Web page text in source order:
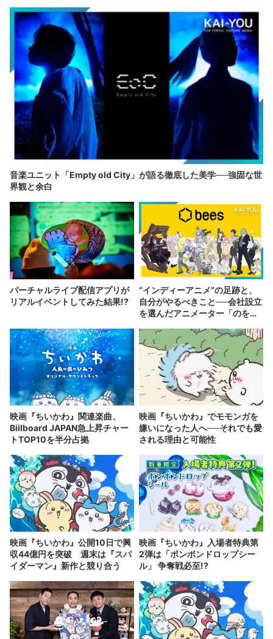
音楽ユニット「Empty old City」が語る徹底した美学──強固な世
界観と余白
バーチャルライブ配信アプリが
リアルイベントしてみた結果!?
“インディーアニメ“の足跡と、
自分がやるべきこと──会社設立
を選んだアニメーター「のを
映画『ちいかわ』関連楽曲、
Biilboard JAPAN急上昇チャー
トTOP10を半分占拠
映画『ちいかわ』でモモンガを
嫌いになった人へ──それでも愛
される理由と可能性
映画『ちいかわ』公開10日で興
収44億円を突破 週末は『スパ
イダーマン』新作と競り合う
映画『ちいかわ』入場者特典第
2弾は「ボンボンドロップシー
ル」 争奪戦必至!?